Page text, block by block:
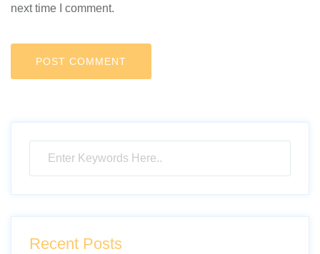
next time I comment.
Recent Posts